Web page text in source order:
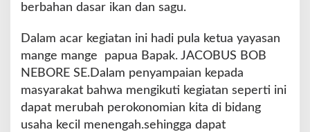
berbahan dasar ikan dan sagu.
Dalam acar kegiatan ini hadi pula ketua yayasan
mange mange papua Bapak. JACOBUS BOB
NEBORE SE.Dalam penyampaian kepada
masyarakat bahwa mengikuti kegiatan seperti ini
dapat merubah perokonomian kita di bidang
usaha kecil menengah.sehingga dapat